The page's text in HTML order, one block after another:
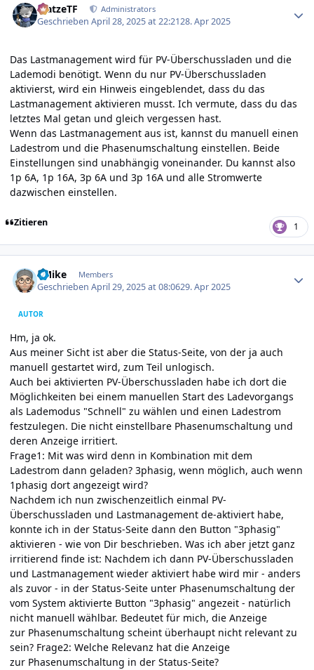
MatzeTF Administrators
GeschriebenApril 28, 2025 at 22:2128. Apr 2025
Das Lastmanagement wird für PV-Überschussladen und die
Lademodi benötigt. Wenn du nur PV-Überschussladen
aktivierst, wird ein Hinweis eingeblendet, dass du das
Lastmanagement aktivieren musst. Ich vermute, dass du das
letztes Mal getan und gleich vergessen hast.
Wenn das Lastmanagement aus ist, kannst du manuell einen
Ladestrom und die Phasenumschaltung einstellen. Beide
Einstellungen sind unabhängig voneinander. Du kannst also
1p 6A, 1p 16A, 3p 6A und 3p 16A und alle Stromwerte
dazwischen einstellen.
Zitieren 1
EMike Members
GeschriebenApril 29, 2025 at 08:0629. Apr 2025
AUTOR
Hm, ja ok.
Aus meiner Sicht ist aber die Status-Seite, von der ja auch
manuell gestartet wird, zum Teil unlogisch.
Auch bei aktivierten PV-Überschussladen habe ich dort die
Möglichkeiten bei einem manuellen Start des Ladevorgangs
als Lademodus "Schnell" zu wählen und einen Ladestrom
festzulegen. Die nicht einstellbare Phasenumschaltung und
deren Anzeige irritiert.
Frage1: Mit was wird denn in Kombination mit dem
Ladestrom dann geladen? 3phasig, wenn möglich, auch wenn
1phasig dort angezeigt wird?
Nachdem ich nun zwischenzeitlich einmal PV-
Überschussladen und Lastmanagement de-aktiviert habe,
konnte ich in der Status-Seite dann den Button "3phasig"
aktivieren - wie von Dir beschrieben. Was ich aber jetzt ganz
irritierend finde ist: Nachdem ich dann PV-Überschussladen
und Lastmanagement wieder aktiviert habe wird mir - anders
als zuvor - in der Status-Seite unter Phasenumschaltung der
vom System aktivierte Button "3phasig" angezeit - natürlich
nicht manuell wählbar. Bedeutet für mich, die Anzeige
zur Phasenumschaltung scheint überhaupt nicht relevant zu
sein? Frage2: Welche Relevanz hat die Anzeige
zur Phasenumschaltung in der Status-Seite?